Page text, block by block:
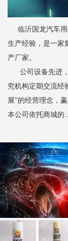
临沂国龙汽车用
生产经验，是一家
产厂家。
公司设备先进，
究机构定期交流经
展”的经营理念，
本公司依托商城的